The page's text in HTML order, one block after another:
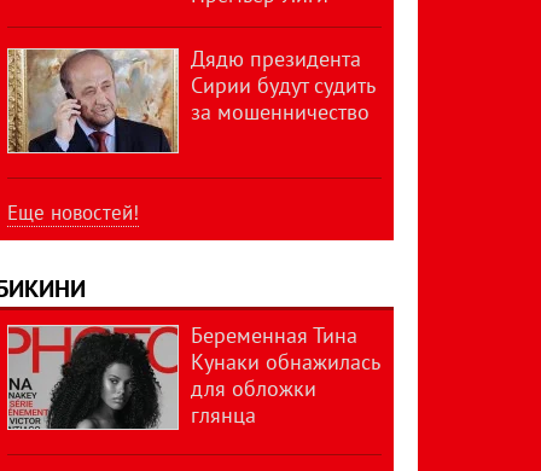
Дядю президента
Сирии будут судить
за мошенничество
Еще новостей!
Беременная Тина
Кунаки обнажилась
для обложки
глянца